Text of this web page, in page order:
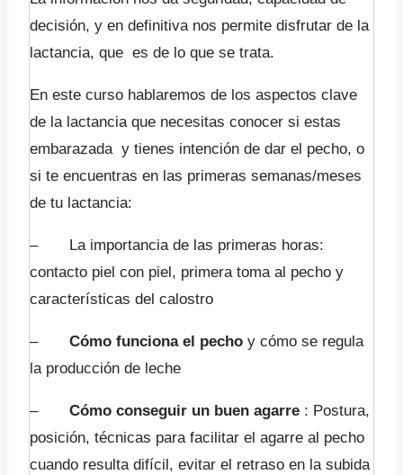
decisión, y en definitiva nos permite disfrutar de la
lactancia, que es de lo que se trata.
En este curso hablaremos de los aspectos clave
de la lactancia que necesitas conocer si estas
embarazada y tienes intención de dar el pecho, o
si te encuentras en las primeras semanas/meses
de tu lactancia:
– La importancia de las primeras horas:
contacto piel con piel, primera toma al pecho y
características del calostro
– Cómo funciona el pecho y cómo se regula
la producción de leche
– Cómo conseguir un buen agarre : Postura,
posición, técnicas para facilitar el agarre al pecho
cuando resulta difícil, evitar el retraso en la subida